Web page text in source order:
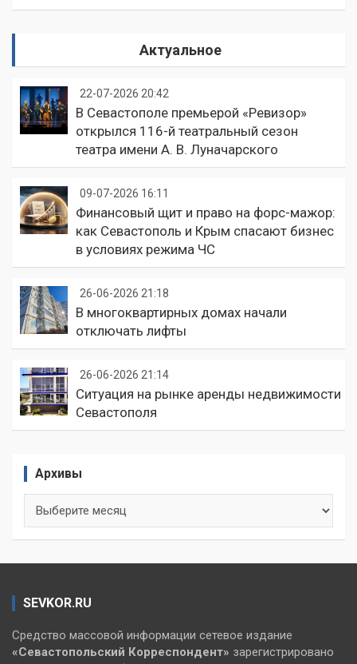
Актуальное
22-07-2026 20:42
В Севастополе премьерой «Ревизор»
открылся 116-й театральный сезон
театра имени А. В. Луначарского
09-07-2026 16:11
Финансовый щит и право на форс-мажор:
как Севастополь и Крым спасают бизнес
в условиях режима ЧС
26-06-2026 21:18
В многоквартирных домах начали
отключать лифты
26-06-2026 21:14
Ситуация на рынке аренды недвижимости
Севастополя
Архивы
SEVKOR.RU
Средство массовой информации сетевое издание
«Севастопольский Корреспондент» зарегистрировано